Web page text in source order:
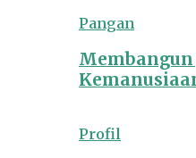
Pangan
Membangun
Profil